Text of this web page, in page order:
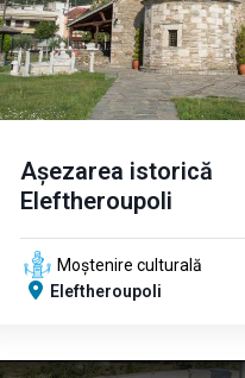
Așezarea istorică
Eleftheroupoli
Moștenire culturală
Eleftheroupoli